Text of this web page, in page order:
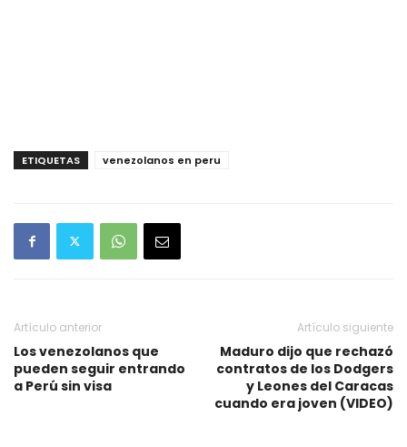
ETIQUETAS venezolanos en peru
Artículo anterior
Los venezolanos que
pueden seguir entrando
a Perú sin visa
Artículo siguiente
Maduro dijo que rechazó
contratos de los Dodgers
y Leones del Caracas
cuando era joven (VIDEO)